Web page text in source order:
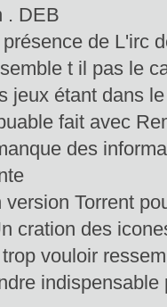
. DEB
de L'irc
t il pas le
jeux étant dans
fait avec
des
version Torrent
cration des
trop vouloir